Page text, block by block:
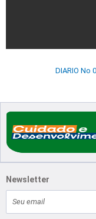
DIARIO No
Newsletter
mail